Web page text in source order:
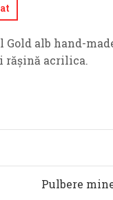
Gold alb hand-
rășină acrilica.
Pulbere